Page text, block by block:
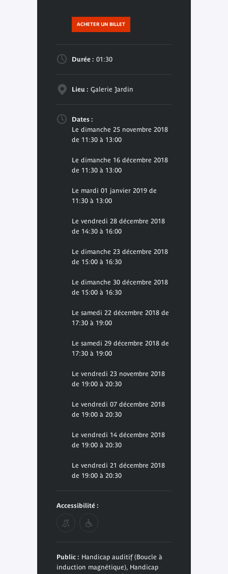
ACHETER UN BILLET
Durée : 01:30
Lieu : Galerie Jardin
Dates :
Le dimanche 25 novembre 2018
de 11:30 à 13:00
Le dimanche 16 décembre 2018
de 11:30 à 13:00
Le mardi 01 janvier 2019 de
11:30 à 13:00
Le vendredi 28 décembre 2018
de 14:30 à 16:00
Le dimanche 23 décembre 2018
de 15:00 à 16:30
Le dimanche 30 décembre 2018
de 15:00 à 16:30
Le samedi 22 décembre 2018 de
17:30 à 19:00
Le samedi 29 décembre 2018 de
17:30 à 19:00
Le vendredi 23 novembre 2018
de 19:00 à 20:30
Le vendredi 07 décembre 2018
de 19:00 à 20:30
Le vendredi 14 décembre 2018
de 19:00 à 20:30
Le vendredi 21 décembre 2018
de 19:00 à 20:30
Accessibilité :
Public : Handicap auditif (Boucle à
induction magnétique), Handicap